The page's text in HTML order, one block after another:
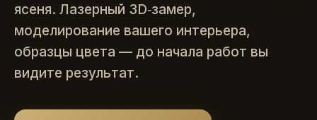
ясеня. Лазерный 3D‑замер,
моделирование вашего интерьера,
образцы цвета — до начала работ вы
видите результат.